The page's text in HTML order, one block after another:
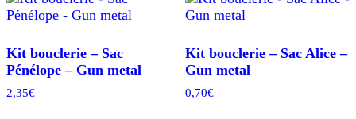
récent
plus
ancien
Kit bouclerie – Sac
Pénélope – Gun metal
2,35€
Kit bouclerie – Sac Alice –
Gun metal
0,70€